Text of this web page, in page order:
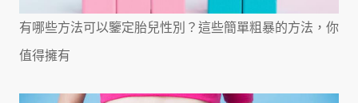
有哪些方法可以鑒定胎兒性別？這些簡單粗暴的方法，你
值得擁有